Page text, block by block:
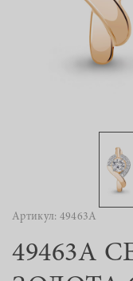
Артикул: 49463А
49463А